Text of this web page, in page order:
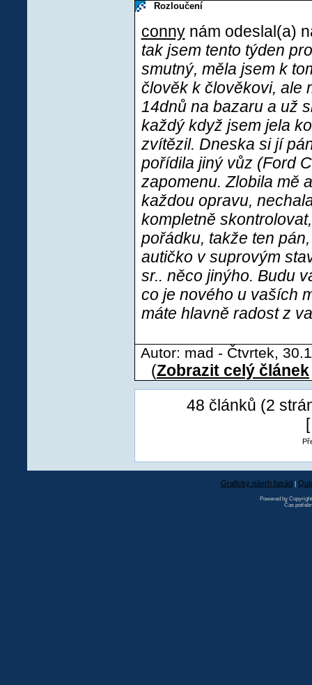
Rozloučení
connynám odeslal(a)
tak jsem tento týden
smutný, měla jsem k
člověk k člověkovi, ale
14dnů na bazaru a už
každý když jsem jela
zvítězil. Dneska si jí
pořídila jiný vůz (Ford
zapomenu. Zlobila mě
každou opravu,
kompletně
pořádku, takže ten
autičko v suprovým
sr.. něco jinýho. Budu
co je nového u vaších
máte hlavně radost z
Autor: mad - Čtvrtek,
(Zobrazit celý článek
48 článků (2
Grafický návrh fasád
Powered by
Čas